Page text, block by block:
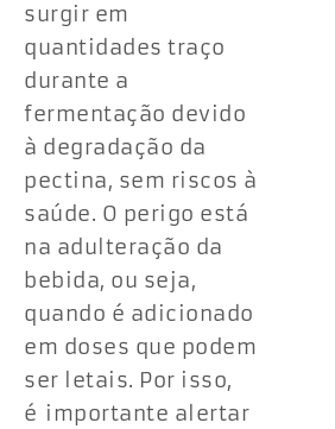
surgir em
quantidades traço
durante a
fermentação devido
à degradação da
pectina, sem riscos à
saúde. O perigo está
na adulteração da
bebida, ou seja,
quando é adicionado
em doses que podem
ser letais. Por isso,
é importante alertar